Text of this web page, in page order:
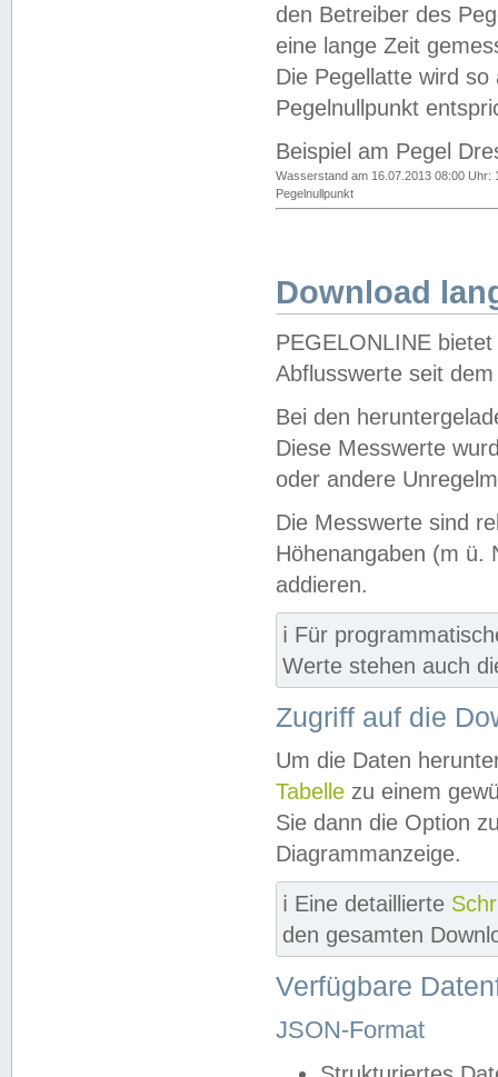
den Betreiber des
eine lange Zeit
Die Pegellatte wird
Pegelnullpunkt
Beispiel am Pegel
Wasserstand am 16.07.2013 08:00 Uhr:
Pegelnullpunkt
Download
PEGELONLINE
Abflusswerte seit
Bei den
Diese Messwerte
oder andere
Die Messwerte sind
Höhenangaben (m ü.
addieren.
ℹ️ Für
Werte stehen auch
Zugriff auf die
Um die Daten
Tabelle zu einem
Sie dann die Option
Diagrammanzeige.
ℹ️ Eine detaillierte
den gesamten
Verfügbare
JSON-Format